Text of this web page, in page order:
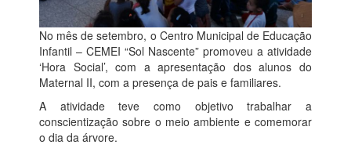
No mês de setembro, o Centro Municipal de Educação
Infantil – CEMEI “Sol Nascente” promoveu a atividade
‘Hora Social’, com a apresentação dos alunos do
Maternal II, com a presença de pais e familiares.
A atividade teve como objetivo trabalhar a
conscientização sobre o meio ambiente e comemorar
o dia da árvore.